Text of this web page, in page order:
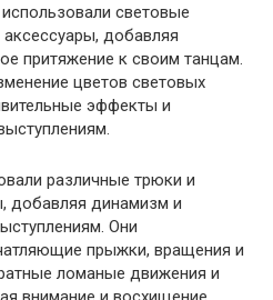
световые
добавляя
притяжение к своим танцам.
цветов световых
эффекты и
различные трюки и
добавляя динамизм и
Они
прыжки, вращения и
ломаные движения и